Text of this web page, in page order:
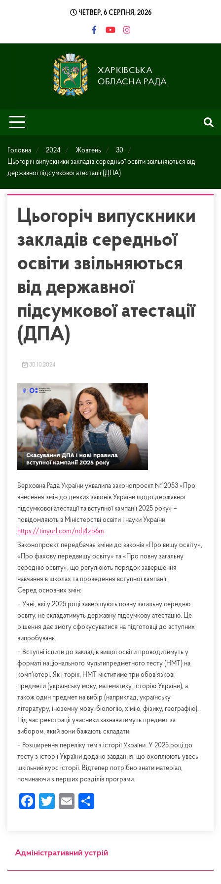
ЧЕТВЕР, 6 СЕРПНЯ, 2026
ХАРКІВСЬКА
ОБЛАСНА РАДА
Головна 2024 Жовтень
30
Цьогоріч випускники закладів середньої освіти звільняються від
державної підсумкової атестації (ДПА)
Цьогоріч випускники
закладів середньої
освіти звільняються
від державної
підсумкової атестації
(ДПА)
30.10.2024
Верховна Рада України ухвалила законопроєкт №12053 «Про
внесення змін до деяких законів України щодо державної
підсумкової атестації та вступної кампанії 2025 року» –
повідомляють в Міністерстві освіти і науки України
https://tinyurl.com/ndj4zb6m
Законопроєкт передбачає зміни до законів «Про вищу освіту»,
«Про фахову передвищу освіту» та «Про повну загальну
середню освіту», що регулюють порядок завершення
навчання в школах та проведення вступної кампанії.
Серед основних змін:
– Учні, які у 2025 році завершують повну загальну середню
освіту, не складатимуть державну підсумкову атестацію. Це
рішення дає змогу сфокусуватися на підготовці до вступних
випробувань.
– Вступні іспити до закладів вищої освіти проводитимуть у
форматі національного мультипредметного тесту (НМТ) на
комп’ютері. Як і торік, НМТ міститиме три обов’язкові
предмети (українську мову, математику, історію України), а
також один предмет на вибір (наприклад, українську
літературу, іноземну мову, біологію, хімію, фізику, географію).
Під час реєстрації учасники зазначатимуть предмет за
вибором, який вони бажають складати.
– Розширення переліку тем з історії України. У 2025 році до
тесту з історії України додано завдання, що охоплюють увесь
шкільний курс історії. Відтепер потрібно знати матеріал,
починаючи з перших розділів програми.
Facebook
Twitter
Email
Адміністративний устрій